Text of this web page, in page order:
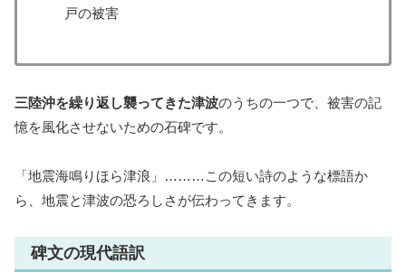
戸の被害
三陸沖を繰り返し襲ってきた津波のうちの一つで、被害の記
憶を風化させないための石碑です。
「地震海鳴りほら津浪」………この短い詩のような標語か
ら、地震と津波の恐ろしさが伝わってきます。
碑文の現代語訳